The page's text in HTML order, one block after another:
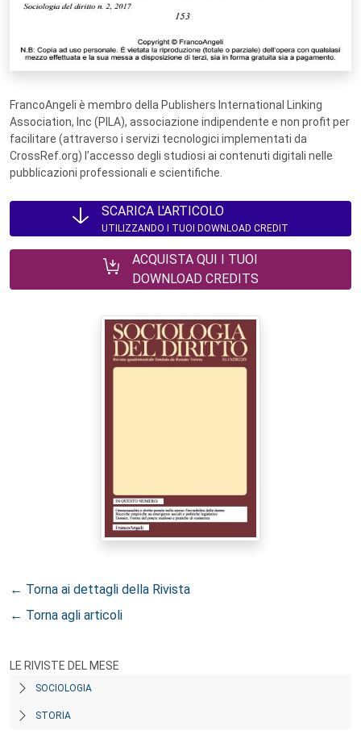
FrancoAngeli è membro della Publishers International Linking
Association, Inc (PILA), associazione indipendente e non profit per
facilitare (attraverso i servizi tecnologici implementati da
CrossRef.org) l’accesso degli studiosi ai contenuti digitali nelle
pubblicazioni professionali e scientifiche.
SCARICA L'ARTICOLO
UTILIZZANDO I TUOI DOWNLOAD CREDIT
ACQUISTA QUI I TUOI
DOWNLOAD CREDITS
← Torna ai dettagli della Rivista
← Torna agli articoli
LE RIVISTE DEL MESE
SOCIOLOGIA
STORIA